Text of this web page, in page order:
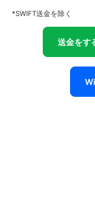
*SWIFT送金を除く
送金をす